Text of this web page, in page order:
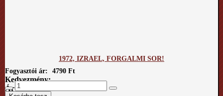
1972, IZRAEL, FORGALMI SOR!
Fogyasztói ár:
4790 Ft
Kedvezmény:
Ár / kg: